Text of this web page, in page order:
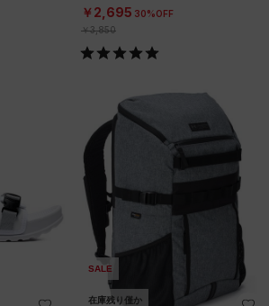
ング/WOMEN）
￥2,695 30%OFF
￥3,850
SALE
在庫残り僅か